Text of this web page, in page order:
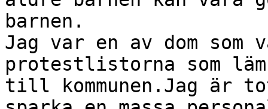
barnen.
Jag var en av dom
protestlistorna som
till kommunen.Jag är